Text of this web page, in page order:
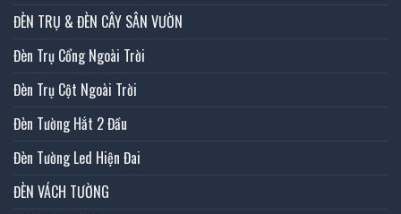
ĐÈN TRỤ & ĐÈN CÂY SÂN VƯỜN
Đèn Trụ Cổng Ngoài Trời
Đèn Trụ Cột Ngoài Trời
Đèn Tường Hắt 2 Đầu
Đèn Tường Led Hiện Đai
ĐÈN VÁCH TƯỜNG